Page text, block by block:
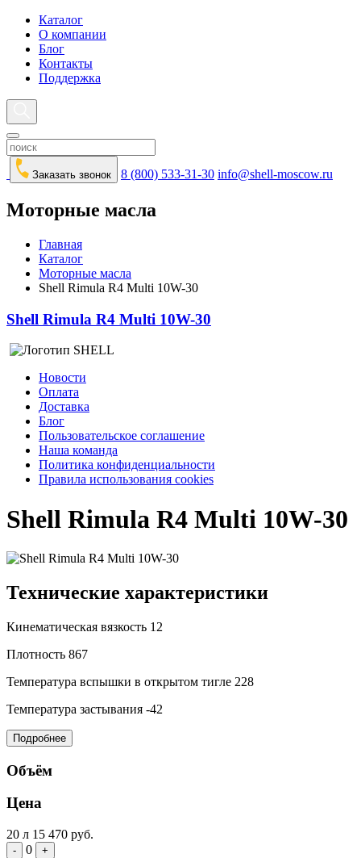
Каталог
О компании
Блог
Контакты
Поддержка
Заказать звонок 8 (800) 533-31-30 info@shell-moscow.ru
Моторные масла
Главная
Каталог
Моторные масла
Shell Rimula R4 Multi 10W-30
Shell Rimula R4 Multi 10W-30
Новости
Оплата
Доставка
Блог
Пользовательское соглашение
Наша команда
Политика конфиденциальности
Правила использования cookies
Shell Rimula R4 Multi 10W-30
Технические характеристики
Кинематическая вязкость 12
Плотность 867
Температура вспышки в открытом тигле 228
Температура застывания -42
Подробнее
Объём
Цена
20 л 15 470 руб.
- 0 +